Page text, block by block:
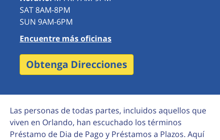
SAT 8AM-8PM
SUN 9AM-6PM
Encuentre más oficinas
Obtenga Direcciones
Las personas de todas partes, incluidos aquellos que
viven en Orlando, han escuchado los términos
Préstamo de Dia de Pago y Préstamos a Plazos. Aquí